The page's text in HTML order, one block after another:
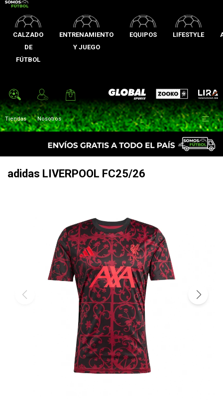
CALZADO
DE
FÚTBOL
ENTRENAMIENTO
Y JUEGO
EQUIPOS LIFESTYLE
Global Sports Zooko Lira
Tiendas Nosotros 
adidas LIVERPOOL FC25/26